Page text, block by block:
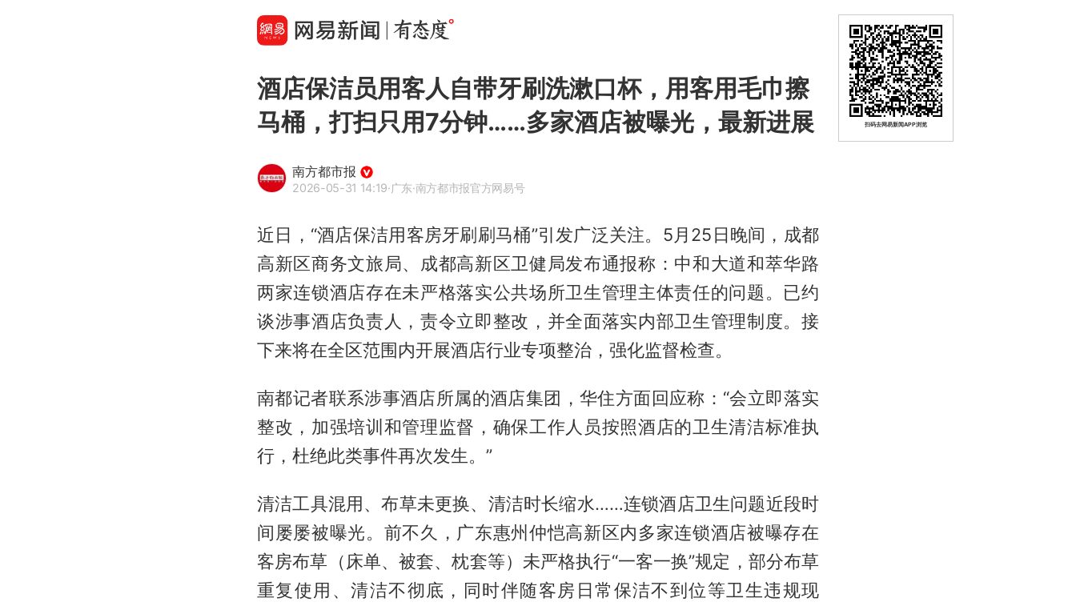
酒店保洁员用客人自带牙刷洗漱口杯，用客用毛巾擦
马桶，打扫只用7分钟……多家酒店被曝光，最新进展
南方都市报
2026-05-31 14:19·广东·南方都市报官方网易号
近日，“酒店保洁用客房牙刷刷马桶”引发广泛关注。5月25日晚间，成都
高新区商务文旅局、成都高新区卫健局发布通报称：中和大道和萃华路
两家连锁酒店存在未严格落实公共场所卫生管理主体责任的问题。已约
谈涉事酒店负责人，责令立即整改，并全面落实内部卫生管理制度。接
下来将在全区范围内开展酒店行业专项整治，强化监督检查。
南都记者联系涉事酒店所属的酒店集团，华住方面回应称：“会立即落实
整改，加强培训和管理监督，确保工作人员按照酒店的卫生清洁标准执
行，杜绝此类事件再次发生。”
清洁工具混用、布草未更换、清洁时长缩水……连锁酒店卫生问题近段时
间屡屡被曝光。前不久，广东惠州仲恺高新区内多家连锁酒店被曝存在
客房布草（床单、被套、枕套等）未严格执行“一客一换”规定，部分布草
重复使用、清洁不彻底，同时伴随客房日常保洁不到位等卫生违规现
扫码去网易新闻APP浏览